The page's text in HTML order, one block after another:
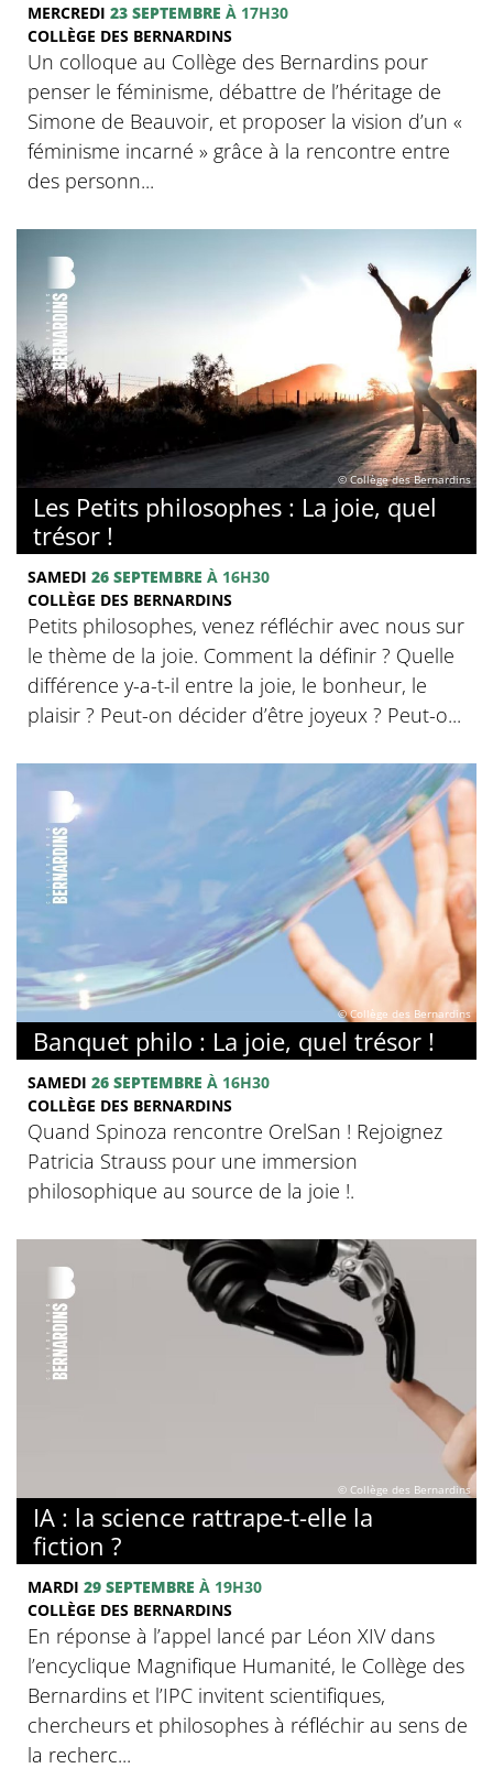
MERCREDI 23 SEPTEMBRE À 17H30
COLLÈGE DES BERNARDINS
Un colloque au Collège des Bernardins pour
penser le féminisme, débattre de l’héritage de
Simone de Beauvoir, et proposer la vision d’un «
féminisme incarné » grâce à la rencontre entre
des personn...
© Collège des Bernardins
Les Petits philosophes : La joie, quel
trésor !
SAMEDI 26 SEPTEMBRE À 16H30
COLLÈGE DES BERNARDINS
Petits philosophes, venez réfléchir avec nous sur
le thème de la joie. Comment la définir ? Quelle
différence y-a-t-il entre la joie, le bonheur, le
plaisir ? Peut-on décider d’être joyeux ? Peut-o...
© Collège des Bernardins
Banquet philo : La joie, quel trésor !
SAMEDI 26 SEPTEMBRE À 16H30
COLLÈGE DES BERNARDINS
Quand Spinoza rencontre OrelSan ! Rejoignez
Patricia Strauss pour une immersion
philosophique au source de la joie !.
© Collège des Bernardins
IA : la science rattrape-t-elle la
fiction ?
MARDI 29 SEPTEMBRE À 19H30
COLLÈGE DES BERNARDINS
En réponse à l’appel lancé par Léon XIV dans
l’encyclique Magnifique Humanité, le Collège des
Bernardins et l’IPC invitent scientifiques,
chercheurs et philosophes à réfléchir au sens de
la recherc...